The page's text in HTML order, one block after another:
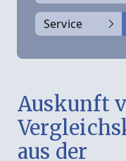
Service
Auskunft
aus der